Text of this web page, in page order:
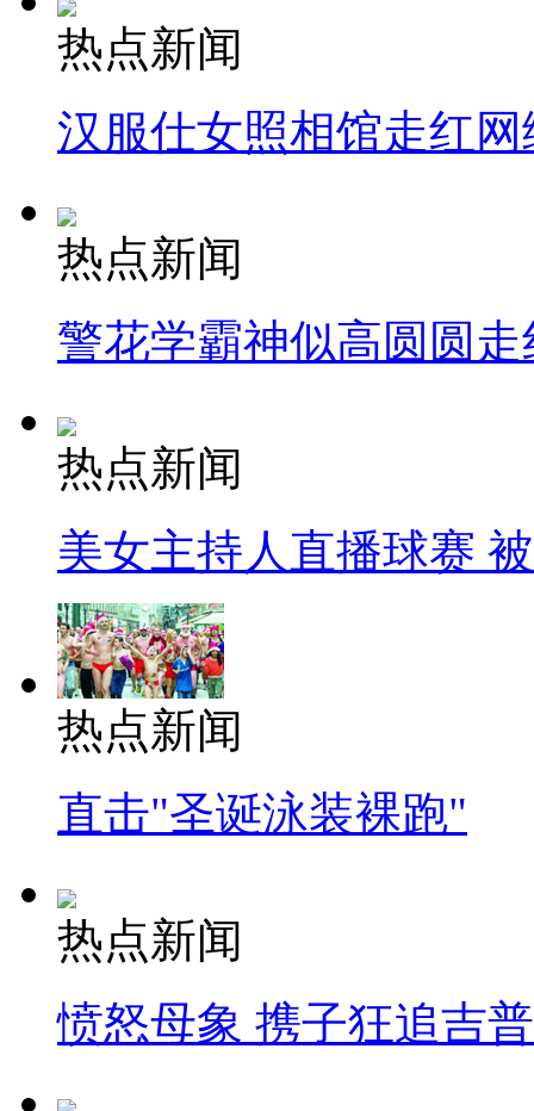
热点新闻
汉服仕女照相馆走红网
热点新闻
警花学霸神似高圆圆走
热点新闻
美女主持人直播球赛
热点新闻
直击"圣诞泳装裸跑"
热点新闻
愤怒母象 携子狂追吉